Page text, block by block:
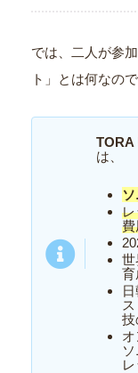
では、二人が参
ト」とは何なの
TORA
は、
レ
費
世
育
技